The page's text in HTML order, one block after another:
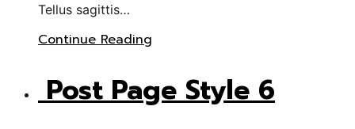
Tellus sagittis…
Continue Reading
Post Page Style 6